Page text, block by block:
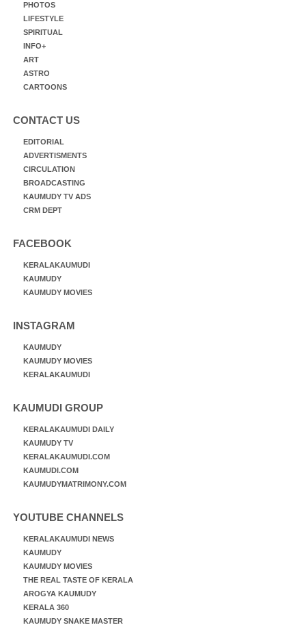
PHOTOS
LIFESTYLE
SPIRITUAL
INFO+
ART
ASTRO
CARTOONS
CONTACT US
EDITORIAL
ADVERTISMENTS
CIRCULATION
BROADCASTING
KAUMUDY TV ADS
CRM DEPT
FACEBOOK
KERALAKAUMUDI
KAUMUDY
KAUMUDY MOVIES
INSTAGRAM
KAUMUDY
KAUMUDY MOVIES
KERALAKAUMUDI
KAUMUDI GROUP
KERALAKAUMUDI DAILY
KAUMUDY TV
KERALAKAUMUDI.COM
KAUMUDI.COM
KAUMUDYMATRIMONY.COM
YOUTUBE CHANNELS
KERALAKAUMUDI NEWS
KAUMUDY
KAUMUDY MOVIES
THE REAL TASTE OF KERALA
AROGYA KAUMUDY
KERALA 360
KAUMUDY SNAKE MASTER